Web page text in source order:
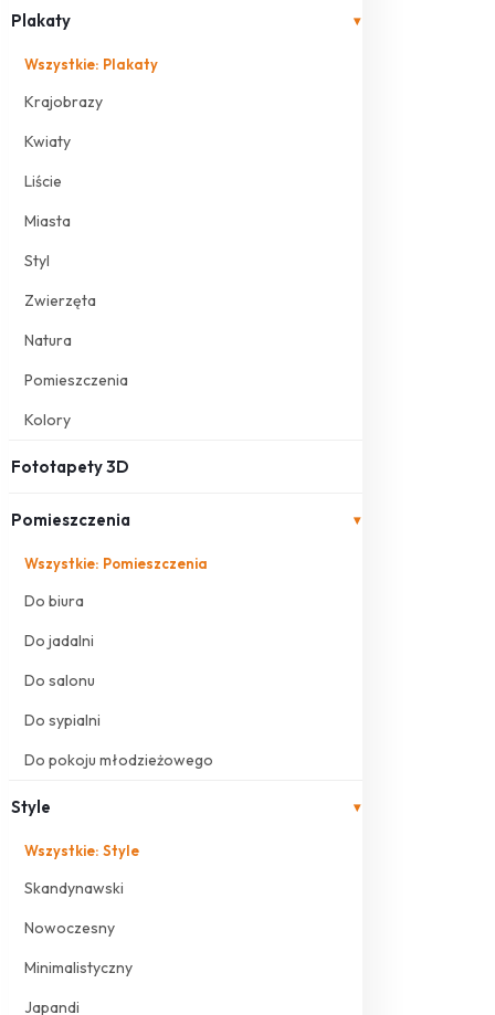
Plakaty ▾
Wszystkie: Plakaty
Krajobrazy
Kwiaty
Liście
Miasta
Styl
Zwierzęta
Natura
Pomieszczenia
Kolory
Fototapety 3D
Pomieszczenia ▾
Wszystkie: Pomieszczenia
Do biura
Do jadalni
Do salonu
Do sypialni
Do pokoju młodzieżowego
Style ▾
Wszystkie: Style
Skandynawski
Nowoczesny
Minimalistyczny
Japandi